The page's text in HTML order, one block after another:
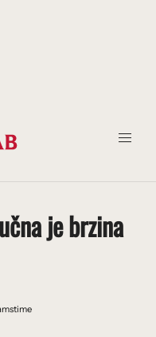
je brzina